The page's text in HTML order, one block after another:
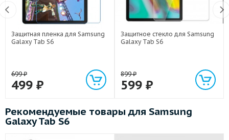
Защитная пленка для Samsung
Galaxy Tab S6
699₽
499 ₽
Защитное стекло для Samsung
Galaxy Tab S6
899₽
599 ₽
Рекомендуемые товары для Samsung
Galaxy Tab S6